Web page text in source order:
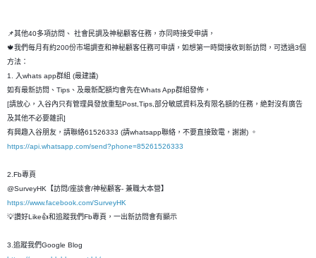
📌其他40多項訪問、 社會民調及神秘顧客任務，亦同時接受申請，
🍁我們每月有約200份市場調查和神秘顧客任務可申請，如想第一時間接收到新訪問，可透過3個
方法：
1. 入whats app群組 (最建議)
如有最新訪問、Tips、及最新配額均會先在Whats App群組發佈，
[請放心，入谷內只有管理員發放重點Post,Tips,部分敏感資料及有限名額的任務，絶對沒有廣告
及其他不必要雜訊]
有興趣入谷朋友，請聯絡61526333 (請whatsapp聯絡，不要直接致電，謝謝) 。
https://api.whatsapp.com/send?phone=85261526333
2.Fb專頁
@SurveyHK【訪問/座談會/神秘顧客- 兼職大本營】
https://www.facebook.com/SurveyHK
💡讚好Like👍和追蹤我們Fb專頁，一出新訪問會有顯示
3.追蹤我們Google Blog